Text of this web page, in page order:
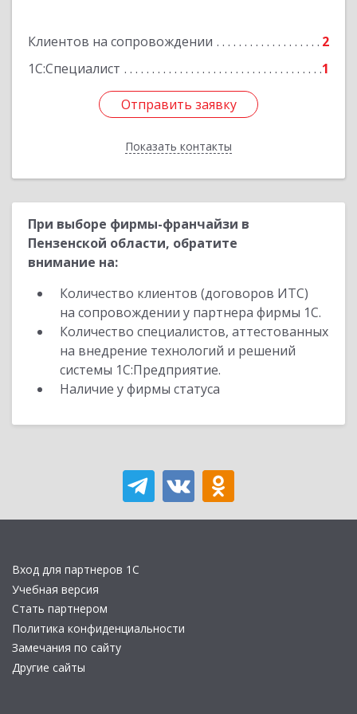
Клиентов на сопровождении
2
1С:Специалист
1
Отправить заявку
Показать контакты
Подробнее
Отправить заявку
Назад
При выборе фирмы-франчайзи в
Пензенской области, обратите
внимание на:
Количество клиентов (договоров ИТС)
на сопровождении у партнера фирмы 1С.
Количество специалистов, аттестованных
на внедрение технологий и решений
системы 1С:Предприятие.
Наличие у фирмы статуса
Вход для партнеров 1С
Учебная версия
Стать партнером
Политика конфиденциальности
Замечания по сайту
Другие сайты